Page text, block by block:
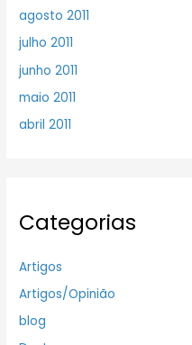
agosto 2011
julho 2011
junho 2011
maio 2011
abril 2011
Categorias
Artigos
Artigos/Opinião
blog